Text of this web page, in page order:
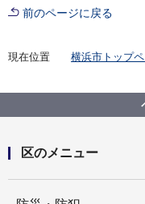
前のページに戻る
現在位置 横浜市トップ
都市計画マス
区のメニュー